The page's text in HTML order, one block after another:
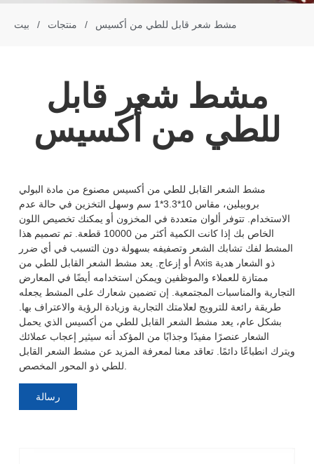
بيت / منتجات / مشط شعر قابل للطي من أكسيس
مشط شعر قابل
للطي من أكسيس
مشط الشعر القابل للطي من أكسيس مصنوع من مادة البولي
بروبيلين، مقاس 10*3.3*1 سم وسهل التخزين في حالة عدم
الاستخدام. تتوفر ألوان متعددة في المخزون أو يمكنك تخصيص اللون
الخاص بك إذا كانت الكمية أكثر من 10000 قطعة. تم تصميم هذا
المشط لفك تشابك الشعر وتصفيفه بسهولة دون التسبب في أي ضرر
أو إزعاج. يعد مشط الشعر القابل للطي من Axis ذو الشعار هدية
ممتازة للعملاء والموظفين ويمكن استخدامه أيضًا في المعارض
التجارية والمناسبات المجتمعية. إن تضمين شعارك على المشط يجعله
طريقة رائعة للترويج لعلامتك التجارية وزيادة الرؤية والاعتراف بها.
بشكل عام، يعد مشط الشعر القابل للطي من أكسيس الذي يحمل
الشعار عنصرًا مفيدًا وجذابًا من المؤكد أنه سيثير إعجاب عملائك
ويترك انطباعًا دائمًا. تعاقد معنا لمعرفة المزيد عن مشط الشعر القابل
رسالة